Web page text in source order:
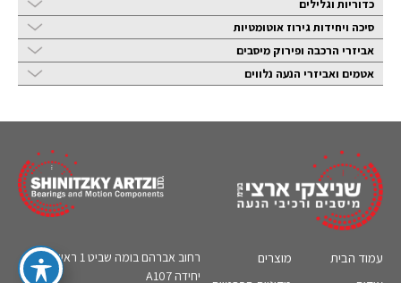
כדוריות וגלילים
סיכה ויחידות גירוז אוטומטיות
אביזרי הרכבה ופירוק מיסבים
אטמים ואביזרי הנעה נלווים
עמוד הבית
מוצרים
רחוב אברהם בומה שביט 1 ראשון לציון,
יחידה A107